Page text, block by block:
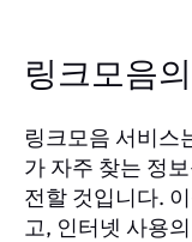
링크모음
링크모음 서비스
가 자주 찾는 정
전할 것입니다.
고, 인터넷 사용